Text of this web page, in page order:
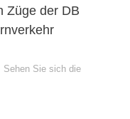
Züge der DB
Sehen Sie sich die